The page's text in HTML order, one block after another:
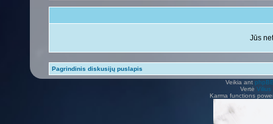
Jūs
Pagrindinis diskusijų puslapis
Veikia ant
Vertė Vilius
Karma functions